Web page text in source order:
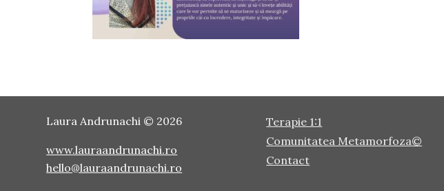
Laura Andrunachi © 2026
www.lauraandrunachi.ro
hello@lauraandrunachi.ro
Terapie 1:1
Comunitatea Metamorfoza©
Contact